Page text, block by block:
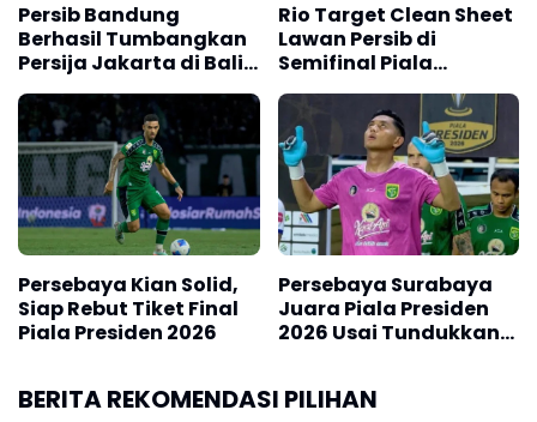
Persib Bandung
Berhasil Tumbangkan
Persija Jakarta di Bali,
Skor 2 -1
Rio Target Clean Sheet
Lawan Persib di
Semifinal Piala
Presiden 2026
Persebaya Kian Solid,
Siap Rebut Tiket Final
Piala Presiden 2026
Persebaya Surabaya
Juara Piala Presiden
2026 Usai Tundukkan
BERITA REKOMENDASI PILIHAN